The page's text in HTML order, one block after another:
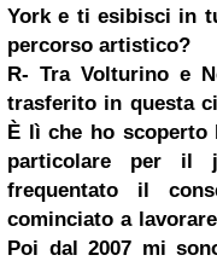
York e ti esibisci in
percorso artistico?
R- Tra Volturino e
trasferito in questa
È lì che ho scoperto
particolare per il
frequentato il
cominciato a
Poi dal 2007 mi